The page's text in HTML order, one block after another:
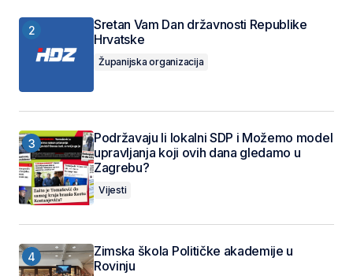
Sretan Vam Dan državnosti Republike
Hrvatske
Županijska organizacija
Podržavaju li lokalni SDP i Možemo model
upravljanja koji ovih dana gledamo u
Zagrebu?
Vijesti
Zimska škola Političke akademije u
Rovinju